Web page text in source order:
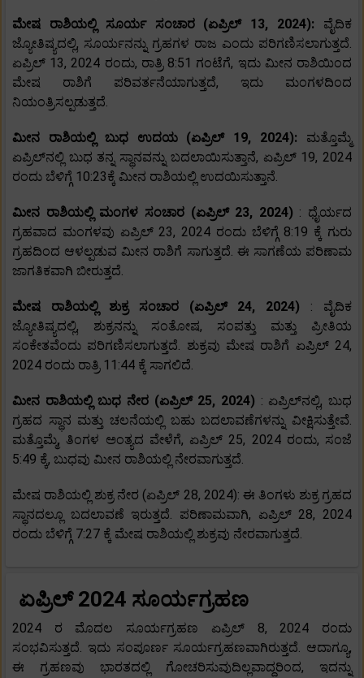
ಮೇಷ ರಾಶಿಯಲ್ಲಿ ಸೂರ್ಯ ಸಂಚಾರ (ಏಪ್ರಿಲ್ 13, 2024): ವೈದಿಕ
ಜ್ಯೋತಿಷ್ಯದಲ್ಲಿ, ಸೂರ್ಯನನ್ನು ಗ್ರಹಗಳ ರಾಜ ಎಂದು ಪರಿಗಣಿಸಲಾಗುತ್ತದೆ.
ಏಪ್ರಿಲ್ 13, 2024 ರಂದು, ರಾತ್ರಿ 8:51 ಗಂಟೆಗೆ, ಇದು ಮೀನ ರಾಶಿಯಿಂದ
ಮೇಷ ರಾಶಿಗೆ ಪರಿವರ್ತನೆಯಾಗುತ್ತದೆ, ಇದು ಮಂಗಳದಿಂದ
ನಿಯಂತ್ರಿಸಲ್ಪಡುತ್ತದೆ.
ಮೀನ ರಾಶಿಯಲ್ಲಿ ಬುಧ ಉದಯ (ಏಪ್ರಿಲ್ 19, 2024): ಮತ್ತೊಮ್ಮೆ
ಏಪ್ರಿಲ್‌ನಲ್ಲಿ ಬುಧ ತನ್ನ ಸ್ಥಾನವನ್ನು ಬದಲಾಯಿಸುತ್ತಾನೆ, ಏಪ್ರಿಲ್ 19, 2024
ರಂದು ಬೆಳಿಗ್ಗೆ 10:23ಕ್ಕೆ ಮೀನ ರಾಶಿಯಲ್ಲಿ ಉದಯಿಸುತ್ತಾನೆ.
ಮೀನ ರಾಶಿಯಲ್ಲಿ ಮಂಗಳ ಸಂಚಾರ (ಏಪ್ರಿಲ್ 23, 2024) : ಧೈರ್ಯದ
ಗ್ರಹವಾದ ಮಂಗಳವು ಏಪ್ರಿಲ್ 23, 2024 ರಂದು ಬೆಳಿಗ್ಗೆ 8:19 ಕ್ಕೆ ಗುರು
ಗ್ರಹದಿಂದ ಆಳಲ್ಪಡುವ ಮೀನ ರಾಶಿಗೆ ಸಾಗುತ್ತದೆ. ಈ ಸಾಗಣೆಯ ಪರಿಣಾಮ
ಜಾಗತಿಕವಾಗಿ ಬೀರುತ್ತದೆ.
ಮೇಷ ರಾಶಿಯಲ್ಲಿ ಶುಕ್ರ ಸಂಚಾರ (ಏಪ್ರಿಲ್ 24, 2024) : ವೈದಿಕ
ಜ್ಯೋತಿಷ್ಯದಲ್ಲಿ, ಶುಕ್ರನನ್ನು ಸಂತೋಷ, ಸಂಪತ್ತು ಮತ್ತು ಪ್ರೀತಿಯ
ಸಂಕೇತವೆಂದು ಪರಿಗಣಿಸಲಾಗುತ್ತದೆ. ಶುಕ್ರವು ಮೇಷ ರಾಶಿಗೆ ಏಪ್ರಿಲ್ 24,
2024 ರಂದು ರಾತ್ರಿ 11:44 ಕ್ಕೆ ಸಾಗಲಿದೆ.
ಮೀನ ರಾಶಿಯಲ್ಲಿ ಬುಧ ನೇರ (ಏಪ್ರಿಲ್ 25, 2024) : ಏಪ್ರಿಲ್‌ನಲ್ಲಿ, ಬುಧ
ಗ್ರಹದ ಸ್ಥಾನ ಮತ್ತು ಚಲನೆಯಲ್ಲಿ ಬಹು ಬದಲಾವಣೆಗಳನ್ನು ವೀಕ್ಷಿಸುತ್ತೇವೆ.
ಮತ್ತೊಮ್ಮೆ, ತಿಂಗಳ ಅಂತ್ಯದ ವೇಳೆಗೆ, ಏಪ್ರಿಲ್ 25, 2024 ರಂದು, ಸಂಜೆ
5:49 ಕ್ಕೆ, ಬುಧವು ಮೀನ ರಾಶಿಯಲ್ಲಿ ನೇರವಾಗುತ್ತದೆ.
ಮೇಷ ರಾಶಿಯಲ್ಲಿ ಶುಕ್ರ ನೇರ (ಏಪ್ರಿಲ್ 28, 2024): ಈ ತಿಂಗಳು ಶುಕ್ರ ಗ್ರಹದ
ಸ್ಥಾನದಲ್ಲೂ ಬದಲಾವಣೆ ಇರುತ್ತದೆ. ಪರಿಣಾಮವಾಗಿ, ಏಪ್ರಿಲ್ 28, 2024
ರಂದು ಬೆಳಿಗ್ಗೆ 7:27 ಕ್ಕೆ ಮೇಷ ರಾಶಿಯಲ್ಲಿ ಶುಕ್ರವು ನೇರವಾಗುತ್ತದೆ.
ಏಪ್ರಿಲ್ 2024 ಸೂರ್ಯಗ್ರಹಣ
2024 ರ ಮೊದಲ ಸೂರ್ಯಗ್ರಹಣ ಏಪ್ರಿಲ್ 8, 2024 ರಂದು
ಸಂಭವಿಸುತ್ತದೆ. ಇದು ಸಂಪೂರ್ಣ ಸೂರ್ಯಗ್ರಹಣವಾಗಿರುತ್ತದೆ. ಆದಾಗ್ಯೂ,
ಈ ಗ್ರಹಣವು ಭಾರತದಲ್ಲಿ ಗೋಚರಿಸುವುದಿಲ್ಲವಾದ್ದರಿಂದ, ಇದನ್ನು